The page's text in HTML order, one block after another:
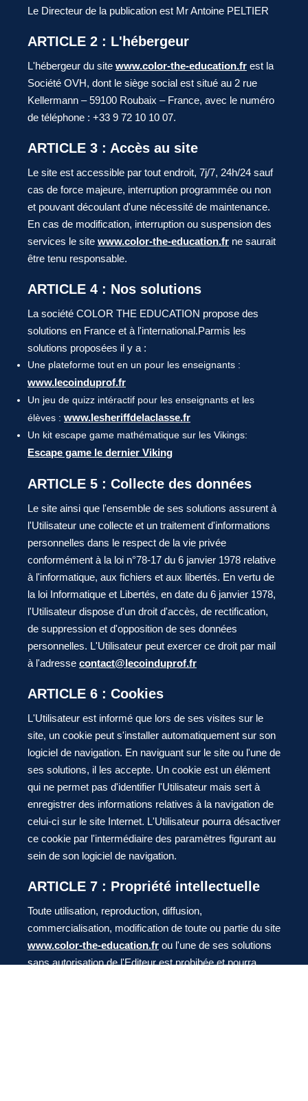
Le Directeur de la publication est Mr Antoine PELTIER
ARTICLE 2 : L'hébergeur
L'hébergeur du site www.color-the-education.fr est la
Société OVH, dont le siège social est situé au 2 rue
Kellermann – 59100 Roubaix – France, avec le numéro
de téléphone : +33 9 72 10 10 07.
ARTICLE 3 : Accès au site
Le site est accessible par tout endroit, 7j/7, 24h/24 sauf
cas de force majeure, interruption programmée ou non
et pouvant découlant d'une nécessité de maintenance.
En cas de modification, interruption ou suspension des
services le site www.color-the-education.fr ne saurait
être tenu responsable.
ARTICLE 4 : Nos solutions
La société COLOR THE EDUCATION propose des
solutions en France et à l'international.Parmis les
solutions proposées il y a :
Une plateforme tout en un pour les enseignants :
www.lecoinduprof.fr
Un jeu de quizz intéractif pour les enseignants et les
élèves : www.lesheriffdelaclasse.fr
Un kit escape game mathématique sur les Vikings:
Escape game le dernier Viking
ARTICLE 5 : Collecte des données
Le site ainsi que l'ensemble de ses solutions assurent à
l'Utilisateur une collecte et un traitement d'informations
personnelles dans le respect de la vie privée
conformément à la loi n°78-17 du 6 janvier 1978 relative
à l'informatique, aux fichiers et aux libertés. En vertu de
la loi Informatique et Libertés, en date du 6 janvier 1978,
l'Utilisateur dispose d'un droit d'accès, de rectification,
de suppression et d'opposition de ses données
personnelles. L'Utilisateur peut exercer ce droit par mail
à l'adresse contact@lecoinduprof.fr
ARTICLE 6 : Cookies
L'Utilisateur est informé que lors de ses visites sur le
site, un cookie peut s'installer automatiquement sur son
logiciel de navigation. En naviguant sur le site ou l'une de
ses solutions, il les accepte. Un cookie est un élément
qui ne permet pas d'identifier l'Utilisateur mais sert à
enregistrer des informations relatives à la navigation de
celui-ci sur le site Internet. L'Utilisateur pourra désactiver
ce cookie par l'intermédiaire des paramètres figurant au
sein de son logiciel de navigation.
ARTICLE 7 : Propriété intellectuelle
Toute utilisation, reproduction, diffusion,
commercialisation, modification de toute ou partie du site
www.color-the-education.fr ou l'une de ses solutions
sans autorisation de l'Editeur est prohibée et pourra